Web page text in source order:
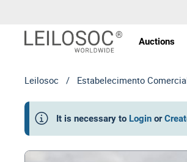
Auctions
Leilosoc / Estabelecimento
It is necessary to Login or